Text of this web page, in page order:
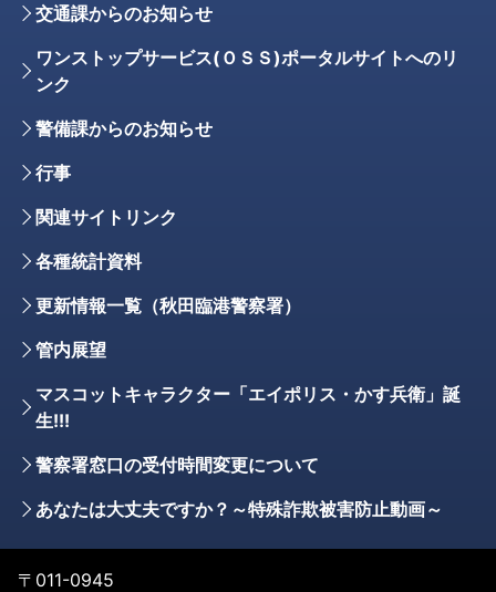
交通課からのお知らせ
ワンストップサービス(ＯＳＳ)ポータルサイトへのリ
ンク
警備課からのお知らせ
行事
関連サイトリンク
各種統計資料
更新情報一覧（秋田臨港警察署）
管内展望
マスコットキャラクター「エイポリス・かす兵衛」誕
生!!!
警察署窓口の受付時間変更について
あなたは大丈夫ですか？～特殊詐欺被害防止動画～
〒011-0945